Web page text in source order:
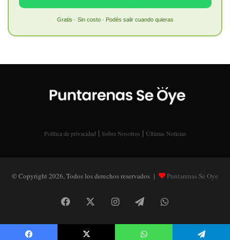
Gratis · Sin costo · Podés salir cuando quieras
Política de privacidad| Sobre Nosotros | Últimas Noticias
© Copyright 2026, Todos los derechos reservados | Puntarenas Se Oye
Facebook InstagramTelegramWhatsApp